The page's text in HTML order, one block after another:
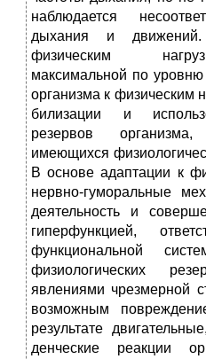
наблюдается
дыхания и
физическим
максимальной по
организма к физическим
билизации и
резервов
имеющихся
В основе адаптации к
нервно-гуморальные
деятельность и
гиперфункцией,
функциональной
физиологических
явлениями чрезмерной
возможным
результате
денческие реакции